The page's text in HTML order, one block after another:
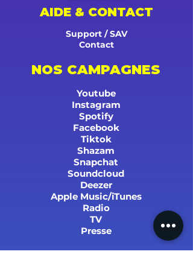
AIDE & CONTACT
Support / SAV
Contact
NOS CAMPAGNES
Youtube
Instagram
Spotify
Facebook
Tiktok
Shazam
Snapchat
Soundcloud
Deezer
Apple Music/iTunes
Radio
TV
Presse